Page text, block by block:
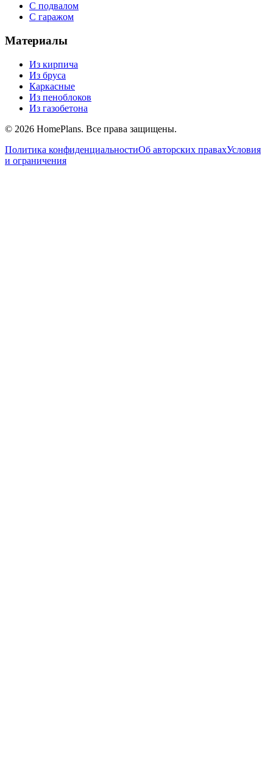
С подвалом
С гаражом
Материалы
Из кирпича
Из бруса
Каркасные
Из пеноблоков
Из газобетона
© 2026 HomePlans. Все права защищены.
Политика конфиденциальностиОб авторских правахУсловия
и ограничения